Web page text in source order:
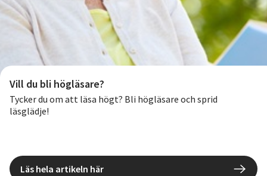
Vill du bli högläsare?
Tycker du om att läsa högt? Bli högläsare och sprid
läsglädje!
Läs hela artikeln här